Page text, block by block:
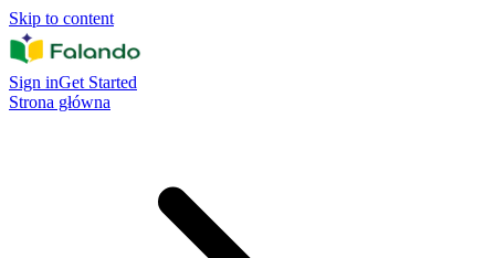
Skip to content
Sign inGet Started
Strona główna